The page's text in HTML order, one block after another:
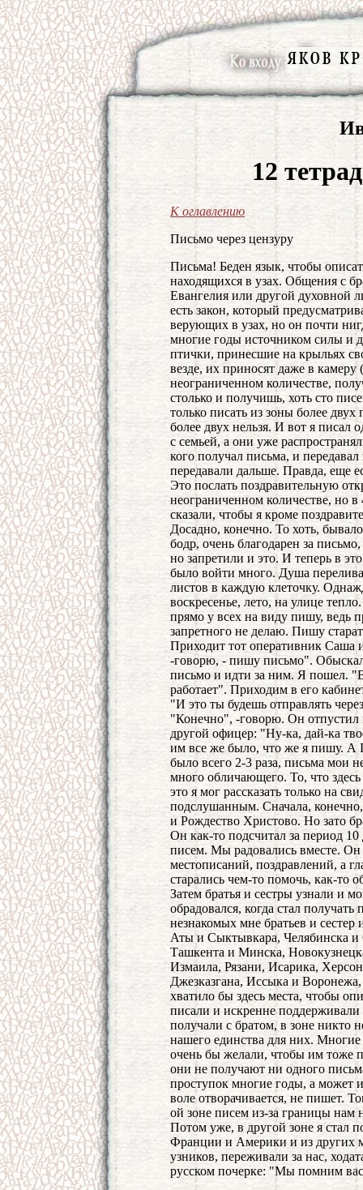
12
К оглавлению
Письмо через цензуру
Письма! Беден язык, чтобы
находящихся в узах. Общения с
Евангелия или другой духовной
есть закон, который
верующих в узах, но он почти
многие годы источником силы и
птички, принесшие на крыльях
везде, их приносят даже в
неограниченном количестве,
столько и получишь, хоть сто
только писать из зоны более
более двух нельзя. И вот я писал
с семьей, а они уже
кого получал письма, и
передавали дальше. Правда, еще
Это послать поздравительную
неограниченном количестве, но
сказали, чтобы я кроме
Досадно, конечно. То хоть,
бодр, очень благодарен за
но запретили и это. И теперь в
было войти много. Душа
листов в каждую клеточку.
воскресенье, лето, на улице
прямо у всех на виду пишу, ведь
запретного не делаю. Пишу
Приходит тот оперативник Саша
-говорю, - пишу письмо". Обыскал
письмо и идти за ним. Я пошел.
работает". Приходим в его
"И это ты будешь отправлять
"Конечно", -говорю. Он отпустил
другой офицер: "Ну-ка, дай-ка
им все же было, что же я пишу. А
было всего 2-3 раза, письма мои
много обличающего. То, что
это я мог рассказать только на
подслушанным. Сначала,
и Рождество Христово. Но зато
Он как-то подсчитал за период
писем. Мы радовались вместе. Он
местописаний, поздравлений, а
старались чем-то помочь, как-то
Затем братья и сестры узнали и
обрадовался, когда стал
незнакомых мне братьев и
Аты и Сыктывкара, Челябинска
Ташкента и Минска,
Измаила, Рязани, Исарика,
Джезказгана, Иссыка и
хватило бы здесь места, чтобы
писали и искренне
получали с братом, в зоне никто
нашего единства для них.
очень бы желали, чтобы им тоже
они не получают ни одного
проступок многие годы, а может
воле отворачивается, не пишет.
ой зоне писем из-за границы нам
Потом уже, в другой зоне я стал
Франции и Америки и из других
узников, переживали за нас,
русском почерке: "Мы помним